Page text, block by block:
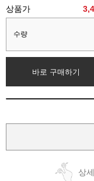
상품가
수량
바로 구매하기
상